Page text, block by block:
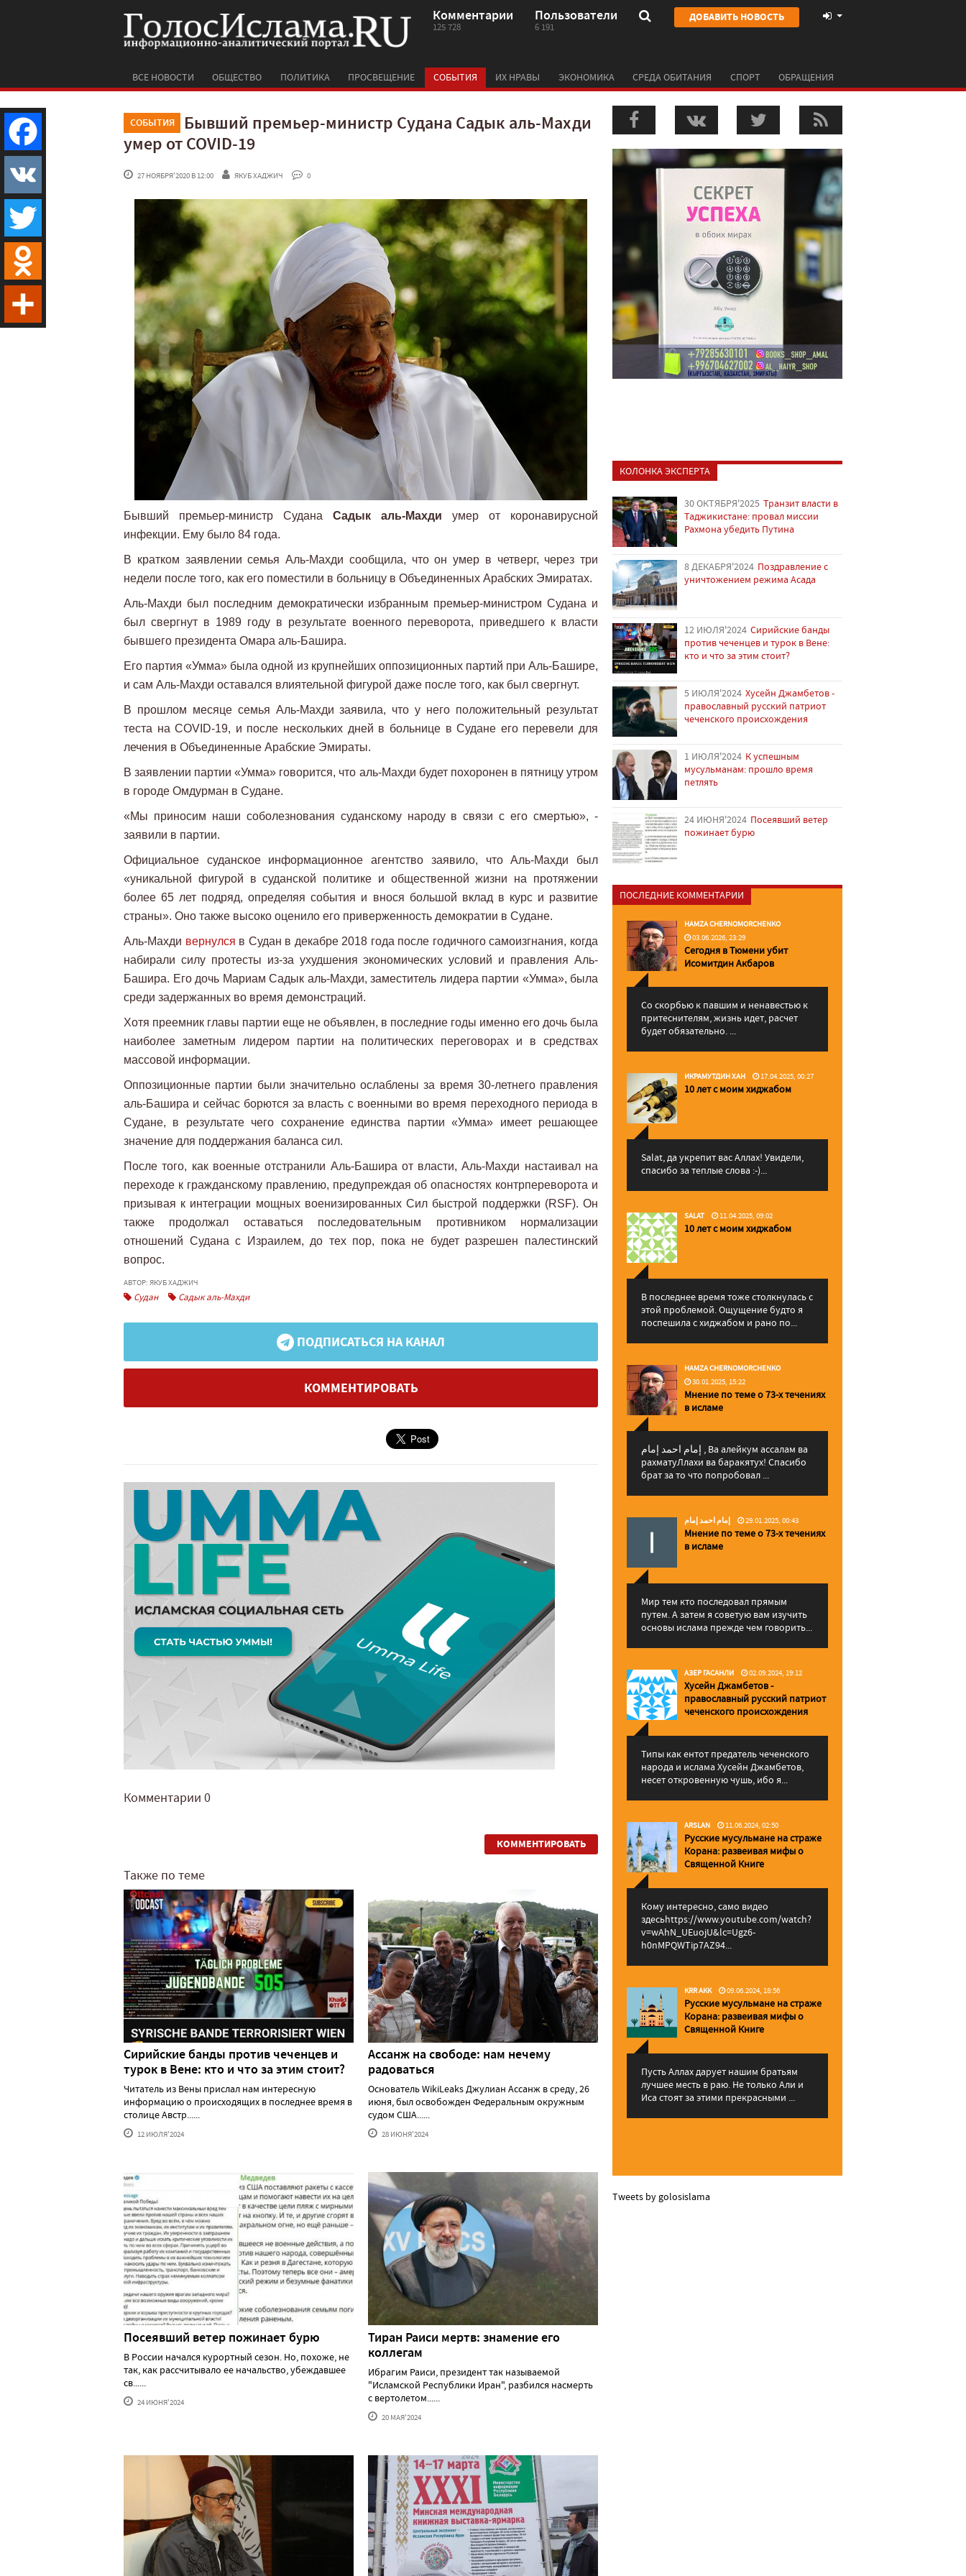
Комментарии
125 728
Пользователи
6 191
ДОБАВИТЬ НОВОСТЬ
ВСЕ НОВОСТИ ОБЩЕСТВО ПОЛИТИКА ПРОСВЕЩЕНИЕ СОБЫТИЯ ИХ НРАВЫ ЭКОНОМИКА СРЕДА ОБИТАНИЯ СПОРТ ОБРАЩЕНИЯ
СОБЫТИЯ
Бывший премьер-министр Судана Садык аль-Махди
умер от COVID-19
27 НОЯБРЯ'2020 В 12:00 ЯКУБ ХАДЖИЧ 0
Бывший премьер-министр Судана Садык аль-Махди умер от коронавирусной
инфекции. Ему было 84 года.
В кратком заявлении семья Аль-Махди сообщила, что он умер в четверг, через три
недели после того, как его поместили в больницу в Объединенных Арабских Эмиратах.
Аль-Махди был последним демократически избранным премьер-министром Судана и
был свергнут в 1989 году в результате военного переворота, приведшего к власти
бывшего президента Омара аль-Башира.
Его партия «Умма» была одной из крупнейших оппозиционных партий при Аль-Башире,
и сам Аль-Махди оставался влиятельной фигурой даже после того, как был свергнут.
В прошлом месяце семья Аль-Махди заявила, что у него положительный результат
теста на COVID-19, и после нескольких дней в больнице в Судане его перевели для
лечения в Объединенные Арабские Эмираты.
В заявлении партии «Умма» говорится, что аль-Махди будет похоронен в пятницу утром
в городе Омдурман в Судане.
«Мы приносим наши соболезнования суданскому народу в связи с его смертью», -
заявили в партии.
Официальное суданское информационное агентство заявило, что Аль-Махди был
«уникальной фигурой в суданской политике и общественной жизни на протяжении
более 65 лет подряд, определяя события и внося большой вклад в курс и развитие
страны». Оно также высоко оценило его приверженность демократии в Судане.
Аль-Махди вернулся в Судан в декабре 2018 года после годичного самоизгнания, когда
набирали силу протесты из-за ухудшения экономических условий и правления Аль-
Башира. Его дочь Мариам Садык аль-Махди, заместитель лидера партии «Умма», была
среди задержанных во время демонстраций.
Хотя преемник главы партии еще не объявлен, в последние годы именно его дочь была
наиболее заметным лидером партии на политических переговорах и в средствах
массовой информации.
Оппозиционные партии были значительно ослаблены за время 30-летнего правления
аль-Башира и сейчас борются за власть с военными во время переходного периода в
Судане, в результате чего сохранение единства партии «Умма» имеет решающее
значение для поддержания баланса сил.
После того, как военные отстранили Аль-Башира от власти, Аль-Махди настаивал на
переходе к гражданскому правлению, предупреждая об опасностях контрпереворота и
призывая к интеграции мощных военизированных Сил быстрой поддержки (RSF). Он
также продолжал оставаться последовательным противником нормализации
отношений Судана с Израилем, до тех пор, пока не будет разрешен палестинский
вопрос.
АВТОР: ЯКУБ ХАДЖИЧ
Судан Садык аль-Махди
ПОДПИСАТЬСЯ НА КАНАЛ
КОММЕНТИРОВАТЬ
Комментарии 0
КОММЕНТИРОВАТЬ
Также по теме
Сирийские банды против чеченцев и
турок в Вене: кто и что за этим стоит?
Читатель из Вены прислал нам интересную
информацию о происходящих в последнее время в
столице Австр......
12 ИЮЛЯ'2024
Ассанж на свободе: нам нечему
радоваться
Основатель WikiLeaks Джулиан Ассанж в среду, 26
июня, был освобожден Федеральным окружным
судом США......
28 ИЮНЯ'2024
Посеявший ветер пожинает бурю
В России начался курортный сезон. Но, похоже, не
так, как рассчитывало ее начальство, убеждавшее
св......
24 ИЮНЯ'2024
Тиран Раиси мертв: знамение его
коллегам
Ибрагим Раиси, президент так называемой
"Исламской Республики Иран", разбился насмерть
с вертолетом......
20 МАЯ'2024
КОЛОНКА ЭКСПЕРТА
30 ОКТЯБРЯ'2025 Транзит власти в
Таджикистане: провал миссии
Рахмона убедить Путина
8 ДЕКАБРЯ'2024 Поздравление с
уничтожением режима Асада
12 ИЮЛЯ'2024 Сирийские банды
против чеченцев и турок в Вене:
кто и что за этим стоит?
5 ИЮЛЯ'2024 Хусейн Джамбетов -
православный русский патриот
чеченского происхождения
1 ИЮЛЯ'2024 К успешным
мусульманам: прошло время
петлять
24 ИЮНЯ'2024 Посеявший ветер
пожинает бурю
ПОСЛЕДНИЕ КОММЕНТАРИИ
HAMZA CHERNOMORCHENKO
03.06.2026, 23:29
Сегодня в Тюмени убит
Исомитдин Акбаров
Со скорбью к павшим и ненавестью к
притеснителям, жизнь идет, расчет
будет обязательно. ...
ИКРАМУТДИН ХАН 17.04.2025, 00:27
10 лет с моим хиджабом
Salat, да укрепит вас Аллаx! Увидели,
спасибо за теплые слова :-)...
SALAT 11.04.2025, 09:02
10 лет с моим хиджабом
В последнее время тоже столкнулась с
этой проблемой. Ощущение будто я
поспешила с хиджабом и рано по...
HAMZA CHERNOMORCHENKO
30.01.2025, 15:22
Мнение по теме о 73-х течениях
в исламе
إمام احمد إمام , Ва алейкум ассалам ва
рахматуЛлахи ва баракятух! Спасибо
брат за то что попробовал ...
إمام احمد إمام 29.01.2025, 00:43
Мнение по теме о 73-х течениях
в исламе
Мир тем кто последовал прямым
путем. А затем я советую вам изучить
основы ислама прежде чем говорить...
АЗЕР ГАСАНЛИ 02.09.2024, 19:12
Хусейн Джамбетов -
православный русский патриот
чеченского происхождения
Типы как ентот предатель чеченского
народа и ислама Хусейн Джамбетов,
несет откровенную чушь, ибо я...
ARSLAN 11.06.2024, 02:50
Русские мусульмане на страже
Корана: pазвеивая мифы о
Священной Книге
Кому интересно, само видео
здесьhttps://www.youtube.com/watch?
v=wAhN_UEuojU&lc=Ugz6-
h0nMPQWTip7AZ94...
KRR AKK 09.06.2024, 18:56
Русские мусульмане на страже
Корана: pазвеивая мифы о
Священной Книге
Пусть Аллах дарует нашим братьям
лучшее месть в раю. Не только Али и
Иса стоят за этими прекрасными ...
Tweets by golosislama
Facebook
VK
Twitter
Odnoklassniki